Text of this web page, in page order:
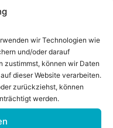
wir Technologien wie
und/oder darauf
zustimmst, können wir Daten
dieser Website verarbeiten.
zurückziehst, können
werden.